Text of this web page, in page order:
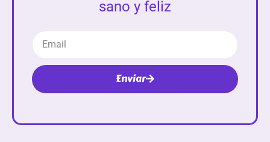
sano y feliz
Enviar